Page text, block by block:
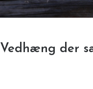
Vedhæng der